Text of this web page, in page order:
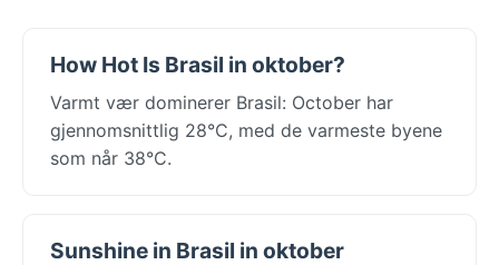
How Hot Is Brasil in oktober?
Varmt vær dominerer Brasil: October har
gjennomsnittlig 28°C, med de varmeste byene
som når 38°C.
Sunshine in Brasil in oktober